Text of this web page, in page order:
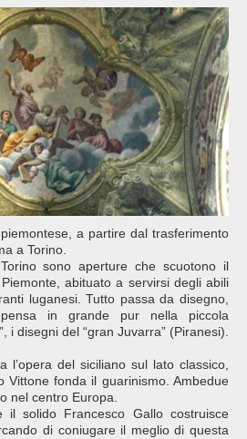
piemontese, a partire dal trasferimento
a Torino.
sono aperture che scuotono il
abituato a servirsi degli abili
luganesi. Tutto passa da disegno,
in grande pur nella piccola
i disegni del “gran Juvarra” (Piranesi).
l’opera del siciliano sul lato classico,
Vittone fonda il guarinismo. Ambedue
nel centro Europa.
il solido Francesco Gallo costruisce
di coniugare il meglio di questa